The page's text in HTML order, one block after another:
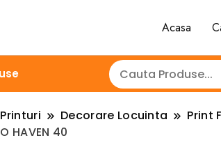
Acasa
Decorare Locuinta Print
HAVEN 40